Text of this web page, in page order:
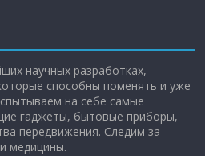
научных разработках,
способны поменять и уже
на себе самые
гаджеты, бытовые приборы,
передвижения. Следим за
медицины.